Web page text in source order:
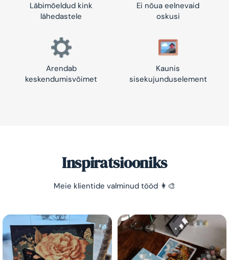
Läbimõeldud kink
lähedastele
Ei nõua eelnevaid
oskusi
Arendab
keskendumisvõimet
Kaunis
sisekujunduselement
Inspiratsiooniks
Meie klientide valminud tööd 👩‍🎨
Säästa -10%!